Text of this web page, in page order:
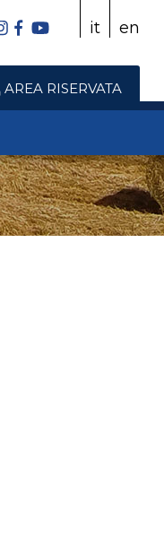
it en
AREA RISERVATA